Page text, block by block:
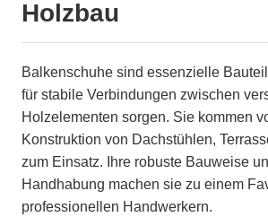
Holzbau
Balkenschuhe sind essenzielle
für stabile Verbindungen zwischen
Holzelementen sorgen. Sie kommen
Konstruktion von Dachstühlen,
zum Einsatz. Ihre robuste Bauweise
Handhabung machen sie zu einem
professionellen Handwerkern.